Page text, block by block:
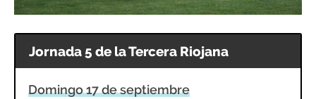
Jornada 5 de la Tercera Riojana
Domingo 17 de septiembre